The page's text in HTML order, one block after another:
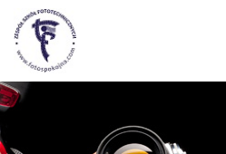
treści